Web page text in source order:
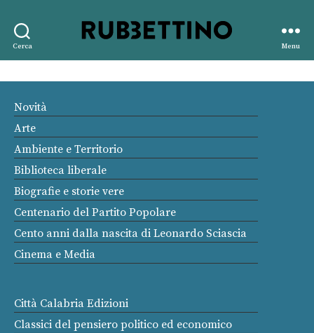
Cerca
editore
Menu
Novità
Arte
Ambiente e Territorio
Biblioteca liberale
Biografie e storie vere
Centenario del Partito Popolare
Cento anni dalla nascita di Leonardo Sciascia
Cinema e Media
Città Calabria Edizioni
Classici del pensiero politico ed economico